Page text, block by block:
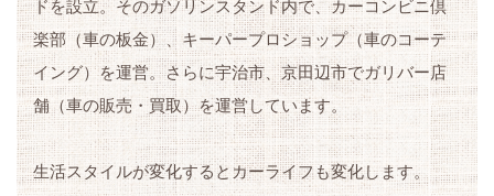
ドを設立。そのガソリンスタンド内で、カーコンビニ倶
楽部（車の板金）、キーパープロショップ（車のコーテ
イング）を運営。さらに宇治市、京田辺市でガリバー店
舗（車の販売・買取）を運営しています。
生活スタイルが変化するとカーライフも変化します。